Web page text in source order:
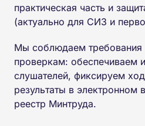
практическая часть и
(актуально для СИЗ и
Мы соблюдаем требования
проверкам: обеспечиваем
слушателей, фиксируем
результаты в электронном
реестр Минтруда.